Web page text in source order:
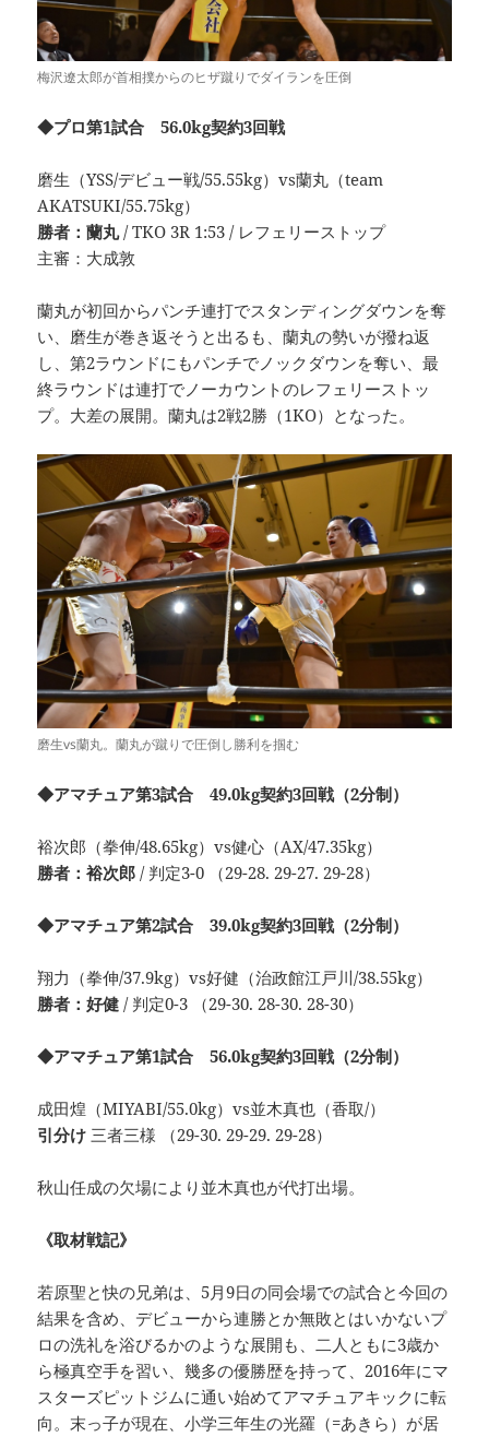
梅沢遼太郎が首相撲からのヒザ蹴りでダイランを圧倒
◆プロ第1試合 56.0kg契約3回戦
磨生（YSS/デビュー戦/55.55kg）vs蘭丸（team
AKATSUKI/55.75kg）
勝者：蘭丸/ TKO 3R 1:53 / レフェリーストップ
主審：大成敦
蘭丸が初回からパンチ連打でスタンディングダウンを奪
い、磨生が巻き返そうと出るも、蘭丸の勢いが撥ね返
し、第2ラウンドにもパンチでノックダウンを奪い、最
終ラウンドは連打でノーカウントのレフェリーストッ
プ。大差の展開。蘭丸は2戦2勝（1KO）となった。
磨生vs蘭丸。蘭丸が蹴りで圧倒し勝利を掴む
◆アマチュア第3試合 49.0kg契約3回戦（2分制）
裕次郎（拳伸/48.65kg）vs健心（AX/47.35kg）
勝者：裕次郎 / 判定3-0 （29-28. 29-27. 29-28）
◆アマチュア第2試合 39.0kg契約3回戦（2分制）
翔力（拳伸/37.9kg）vs好健（治政館江戸川/38.55kg）
勝者：好健 / 判定0-3 （29-30. 28-30. 28-30）
◆アマチュア第1試合 56.0kg契約3回戦（2分制）
成田煌（MIYABI/55.0kg）vs並木真也（香取/）
引分け 三者三様 （29-30. 29-29. 29-28）
秋山任成の欠場により並木真也が代打出場。
《取材戦記》
若原聖と快の兄弟は、5月9日の同会場での試合と今回の
結果を含め、デビューから連勝とか無敗とはいかないプ
ロの洗礼を浴びるかのような展開も、二人ともに3歳か
ら極真空手を習い、幾多の優勝歴を持って、2016年にマ
スターズピットジムに通い始めてアマチュアキックに転
向。末っ子が現在、小学三年生の光羅（=あきら）が居